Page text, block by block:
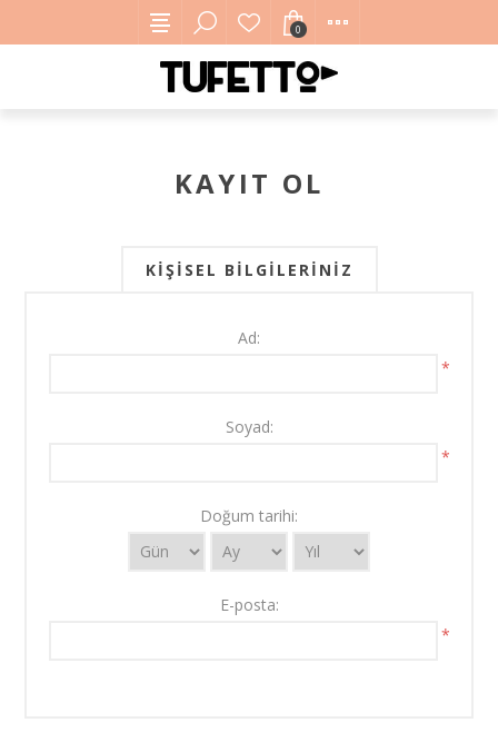
0
KAYIT OL
KIŞISEL BILGILERINIZ
Ad:
*
Soyad:
*
Doğum tarihi:
E-posta:
*